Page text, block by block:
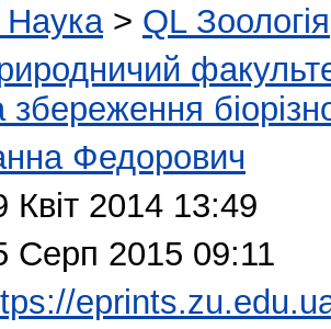
Наука> QL Зоологія
збереження
Федорович
Квіт 2014 13:49
Серп 2015 09:11